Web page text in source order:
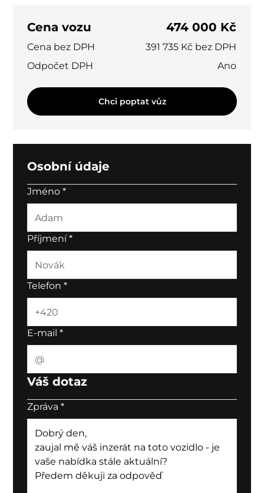
Cena vozu 474 000 Kč
Cena bez DPH
391 735 Kč bez DPH
Odpočet DPH
Ano
Chci poptat vůz
Osobní údaje
Jméno*
Příjmení*
Telefon*
E-mail*
Váš dotaz
Zpráva*